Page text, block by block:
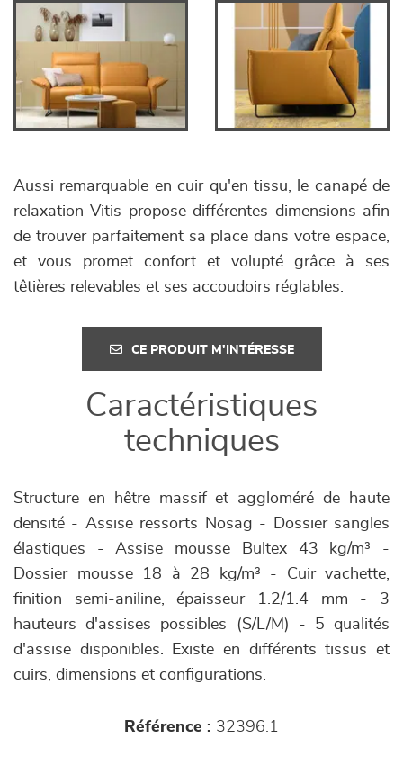
Aussi remarquable en cuir qu'en tissu, le canapé de
relaxation Vitis propose différentes dimensions afin
de trouver parfaitement sa place dans votre espace,
et vous promet confort et volupté grâce à ses
têtières relevables et ses accoudoirs réglables.
CE PRODUIT M'INTÉRESSE
Caractéristiques
techniques
Structure en hêtre massif et aggloméré de haute
densité - Assise ressorts Nosag - Dossier sangles
élastiques - Assise mousse Bultex 43 kg/m³ -
Dossier mousse 18 à 28 kg/m³ - Cuir vachette,
finition semi-aniline, épaisseur 1.2/1.4 mm - 3
hauteurs d'assises possibles (S/L/M) - 5 qualités
d'assise disponibles. Existe en différents tissus et
cuirs, dimensions et configurations.
Référence : 32396.1